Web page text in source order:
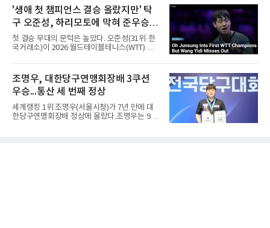
학대·단국대·우석대·광주여대가 정상에 도전한
다.경기는 단양국민체
바둑랭킹 1위를 지켰고, 2026년 6월에도 78개
월 연속 1위를 기록했다. (본 코너 1808회 ‘바둑
선수는 왜 ‘기사(棋士)’라고 부를까‘ 참조) 김은
지 9단은 2007년생으로 한국 여자바둑의 대표
적인 10대 후반~20대 초반 강자이다. 2026년 6
월 여자랭킹 1위를 지키고 있었고, 전체랭킹에
의 전성기’ 하나로 설명하기 어렵다. 계산력·집
중력·학습 속도
'생애 첫 챔피언스 결승 올랐지만' 탁
구 오준성, 하리모토에 막혀 준우승...
한국 최고 성적
첫 결승 무대의 문턱은 높았다. 오준성(31위·한
국거래소)이 2026 월드테이블테니스(WTT) 챔
일본 요코하마에서 열린 대회 마지막 날 남자 단
식 결승에서 일본의 에이스 하리모토 도모카즈
(5위)에게 게임 점수 1-4(11-7 7-11 4-11 8-11
7-11)로 졌다.결승에 오르기까지의 여정은 인상
적이었다. 그는 8강에서 세계 11위 당치우(독일)
를 4-3, 준결승에서 24위 시노즈카 히로토(일본)
를 4-1로 꺾고 생애 처음으로 챔피언스 결승에
조명우, 대한당구연맹회장배 3쿠션
우승...통산 세 번째 정상
세계랭킹 1위 조명우(서울시청)가 7년 만에 대
한당구연맹회장배 정상에 올랐다.조명우는 9일